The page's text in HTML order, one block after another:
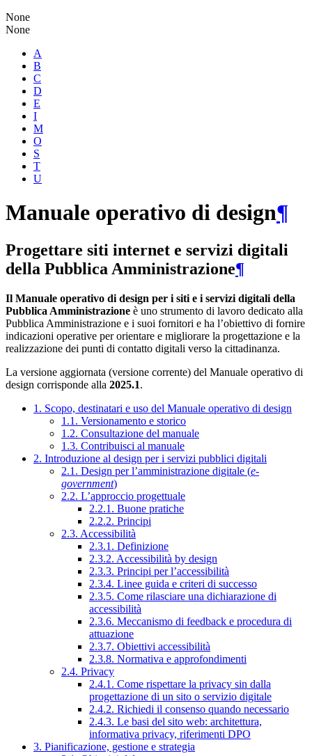
None
None
A
B
C
D
E
I
M
O
S
T
U
Manuale operativo di design¶
Progettare siti internet e servizi digitali
della Pubblica Amministrazione¶
Il Manuale operativo di design per i siti e i servizi digitali della
Pubblica Amministrazione è uno strumento di lavoro dedicato alla
Pubblica Amministrazione e i suoi fornitori e ha l’obiettivo di fornire
indicazioni operative per orientare e migliorare la progettazione e la
realizzazione dei punti di contatto digitali verso la cittadinanza.
La versione aggiornata (versione corrente) del Manuale operativo di
design corrisponde alla 2025.1.
1. Scopo, destinatari e uso del Manuale operativo di design
1.1. Versionamento e storico
1.2. Consultazione del manuale
1.3. Contribuisci al manuale
2. Introduzione al design per i servizi pubblici digitali
2.1. Design per l’amministrazione digitale (e-
government)
2.2. L’approccio progettuale
2.2.1. Buone pratiche
2.2.2. Principi
2.3. Accessibilità
2.3.1. Definizione
2.3.2. Accessibilità by design
2.3.3. Principi per l’accessibilità
2.3.4. Linee guida e criteri di successo
2.3.5. Come rilasciare una dichiarazione di
accessibilità
2.3.6. Meccanismo di feedback e procedura di
attuazione
2.3.7. Obiettivi accessibilità
2.3.8. Normativa e approfondimenti
2.4. Privacy
2.4.1. Come rispettare la privacy sin dalla
progettazione di un sito o servizio digitale
2.4.2. Richiedi il consenso quando necessario
2.4.3. Le basi del sito web: architettura,
informativa privacy, riferimenti DPO
3. Pianificazione, gestione e strategia